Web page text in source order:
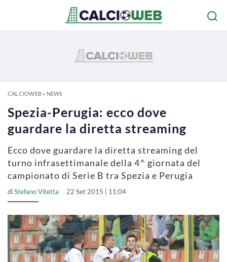
CALCIOWEB» NEWS
Spezia-Perugia: ecco dove
guardare la diretta streaming
Ecco dove guardare la diretta streaming del
turno infrasettimanale della 4^ giornata del
campionato di Serie B tra Spezia e Perugia
diStefano Vitetta 22 Set 2015 | 11:04